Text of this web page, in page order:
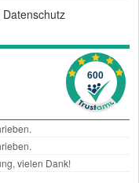
Datenschutz